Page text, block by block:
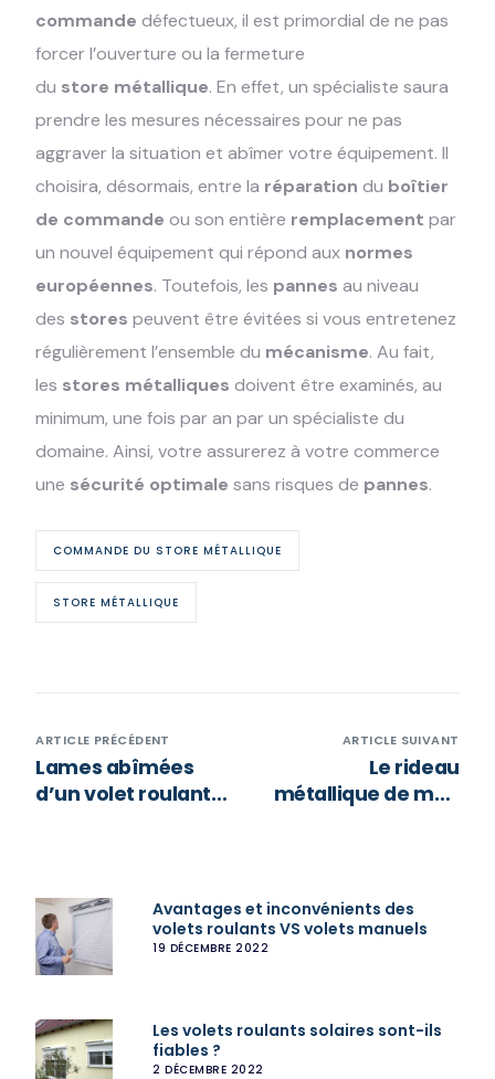
commande défectueux, il est primordial de ne pas
forcer l’ouverture ou la fermeture
du store métallique. En effet, un spécialiste saura
prendre les mesures nécessaires pour ne pas
aggraver la situation et abîmer votre équipement. Il
choisira, désormais, entre la réparation du boîtier
de commande ou son entière remplacement par
un nouvel équipement qui répond aux normes
européennes. Toutefois, les pannes au niveau
des stores peuvent être évitées si vous entretenez
régulièrement l’ensemble du mécanisme. Au fait,
les stores métalliques doivent être examinés, au
minimum, une fois par an par un spécialiste du
domaine. Ainsi, votre assurerez à votre commerce
une sécurité optimale sans risques de pannes.
COMMANDE DU STORE MÉTALLIQUE
STORE MÉTALLIQUE
ARTICLE PRÉCÉDENT
Lames abîmées
d’un volet roulant
ARTICLE SUIVANT
Le rideau
métallique de mon
Avantages et inconvénients des
volets roulants VS volets manuels
19 DÉCEMBRE 2022
Les volets roulants solaires sont-ils
fiables ?
2 DÉCEMBRE 2022